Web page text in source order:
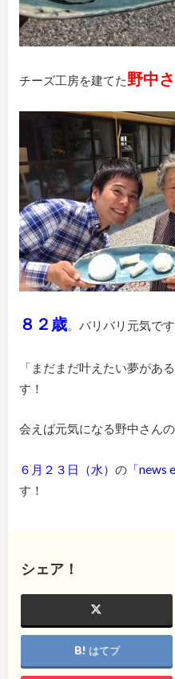
チーズ工房を建てた野中
８２歳。バリバリ元気です
「まだまだ叶えたい夢があ
す！
会えば元気になる野中さん
６月２３日（水） の「news
す！
シェア！
はてブ